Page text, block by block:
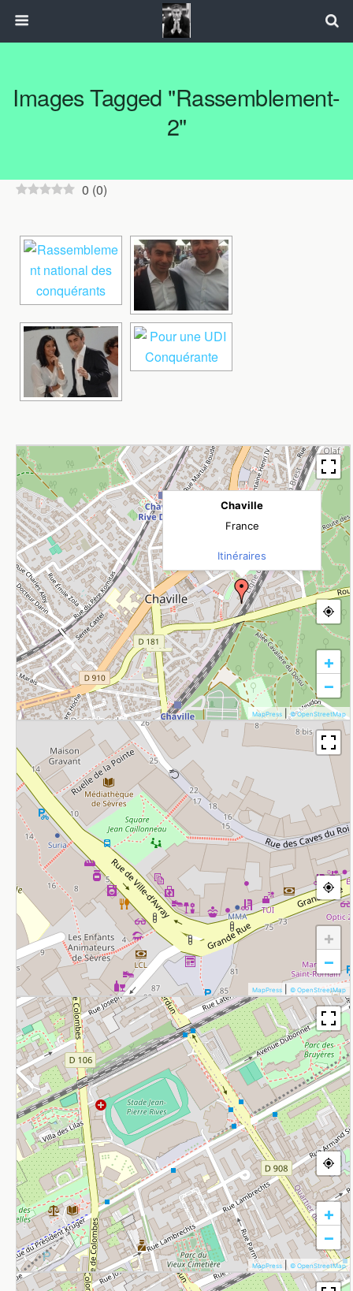
Images Tagged "rassemblement-
2"
0 (0)
+
−
MapPress |© OpenStreetMap
Chaville
France
Itinéraires
+
−
MapPress © OpenStreetMap
+
−
MapPress © OpenStreetMap